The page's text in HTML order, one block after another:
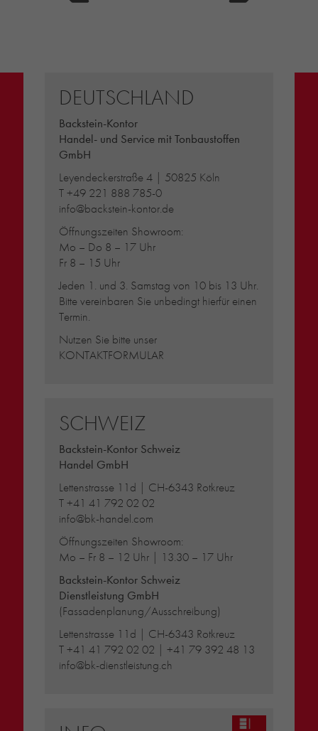
DEUTSCHLAND
Backstein-Kontor
Handel- und Service mit Tonbaustoffen
GmbH
Leyendeckerstraße 4 | 50825 Köln
T+49 221 888 785-0
info@backstein-kontor.de
Öffnungszeiten Showroom:
Mo – Do 8 – 17 Uhr
Fr 8 – 15 Uhr
Jeden 1. und 3. Samstag von 10 bis 13 Uhr.
Bitte vereinbaren Sie unbedingt hierfür einen
Termin.
Nutzen Sie bitte unser
KONTAKTFORMULAR
SCHWEIZ
Backstein-Kontor Schweiz
Handel GmbH
Lettenstrasse 11d | CH-6343 Rotkreuz
T+41 41 792 02 02
info@bk-handel.com
Öffnungszeiten Showroom:
Mo – Fr 8 – 12 Uhr | 13.30 – 17 Uhr
Backstein-Kontor Schweiz
Dienstleistung GmbH
(Fassadenplanung/Ausschreibung)
Lettenstrasse 11d | CH-6343 Rotkreuz
T+41 41 792 02 02 |+41 79 392 48 13
info@bk-dienstleistung.ch